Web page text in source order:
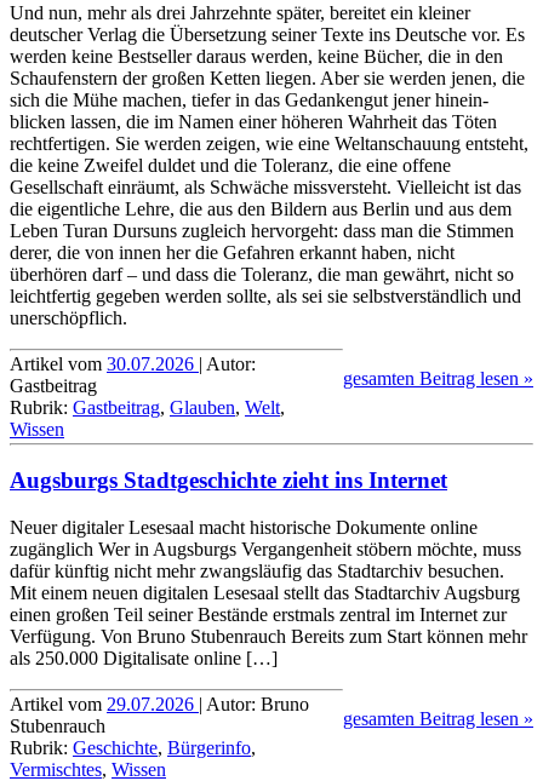
Und nun, mehr als drei Jahrzehnte später, bereitet ein kleiner
deutscher Verlag die Übersetzung seiner Texte ins Deutsche vor. Es
werden keine Bestseller daraus werden, keine Bücher, die in den
Schauf­enstern der großen Ketten liegen. Aber sie werden jenen, die
sich die Mühe machen, tiefer in das Gedankengut jener hinein­
blicken lassen, die im Namen einer höheren Wahrheit das Töten
rechtf­ertigen. Sie werden zeigen, wie eine Weltans­chauung entsteht,
die keine Zweifel duldet und die Toleranz, die eine offene
Gesellschaft einräumt, als Schwäche missversteht. Vielleicht ist das
die eigentliche Lehre, die aus den Bildern aus Berlin und aus dem
Leben Turan Dursuns zugleich hervorgeht: dass man die Stimmen
derer, die von innen her die Gefahren erkannt haben, nicht
überhören darf – und dass die Toleranz, die man gewährt, nicht so
leichtfertig gegeben werden sollte, als sei sie selbstver­ständlich und
unersch­öpflich.
gesamten Beitrag lesen »
Artikel vom 30.07.2026 | Autor:
Gastbeitrag
Rubrik: Gastbeitrag, Glauben, Welt,
Wissen
Augsburgs Stadtgeschichte zieht ins Internet
Neuer digitaler Lesesaal macht historische Dokumente online
zugänglich Wer in Augsburgs Vergangenheit stöbern möchte, muss
dafür künftig nicht mehr zwangs­läufig das Stadtarchiv besuchen.
Mit einem neuen digitalen Lesesaal stellt das Stadtarchiv Augsburg
einen großen Teil seiner Bestände erstmals zentral im Internet zur
Verfügung. Von Bruno Stubenrauch Bereits zum Start können mehr
als 250.000 Digi­tali­sate online […]
gesamten Beitrag lesen »
Artikel vom 29.07.2026 | Autor: Bruno
Stubenrauch
Rubrik: Geschichte, Bürgerinfo,
Vermischtes, Wissen